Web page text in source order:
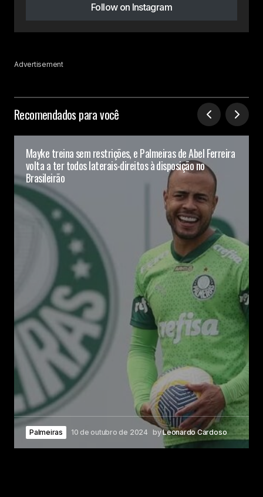
Follow on Instagram
Advertisement
Recomendados para você
Mayke treina sem restrições, e Palmeiras de Abel Ferreira
volta a ter todos laterais-direitos à disposição no
Brasileirão
Palmeiras 10 de outubro de 2024 byLeonardo Cardoso